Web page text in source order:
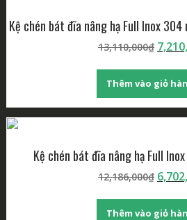
Kệ chén bát đĩa nâng hạ Full Inox 304
13,110,000₫
Thêm vào giỏ
Kệ chén bát đĩa nâng hạ Full
12,186,000₫
Thêm vào giỏ